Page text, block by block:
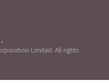
Limited. All rights